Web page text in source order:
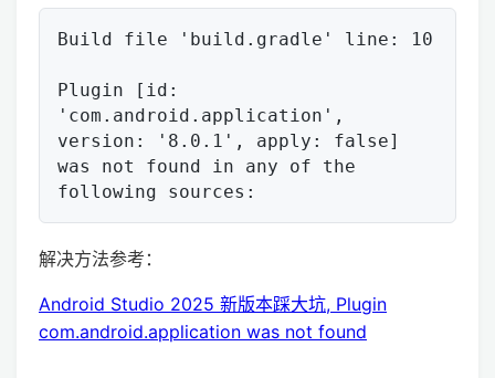
Build file 'build.gradle' line: 10
Plugin [id:
'com.android.application',
version: '8.0.1', apply: false]
was not found in any of the
解决方法参考：
Android Studio 2025 新版本踩大坑, Plugin
com.android.application was not found